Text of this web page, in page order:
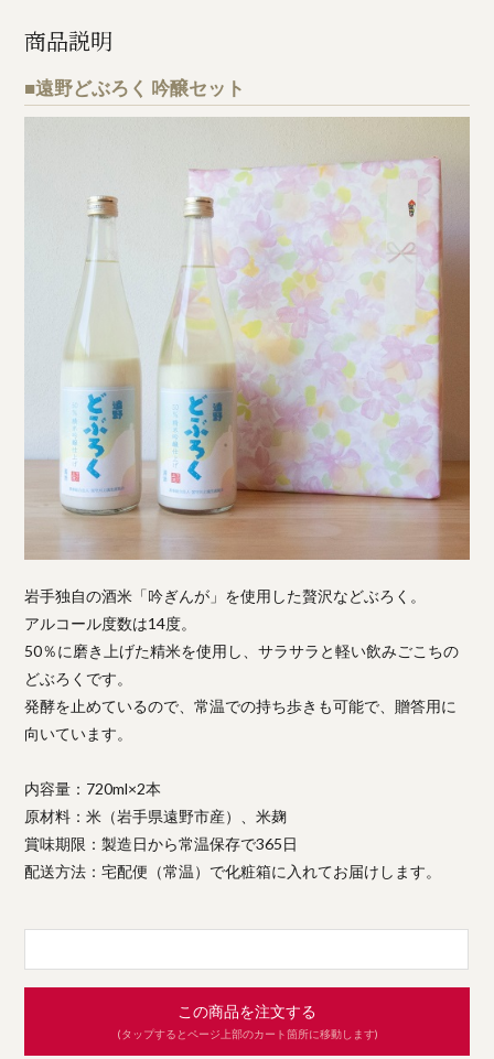
商品説明
■遠野どぶろく 吟醸セット
岩手独自の酒米「吟ぎんが」を使用した贅沢などぶろく。
アルコール度数は14度。
50％に磨き上げた精米を使用し、サラサラと軽い飲みごこちの
どぶろくです。
発酵を止めているので、常温での持ち歩きも可能で、贈答用に
向いています。
内容量：720ml×2本
原材料：米（岩手県遠野市産）、米麹
賞味期限：製造日から常温保存で365日
配送方法：宅配便（常温）で化粧箱に入れてお届けします。
この商品を注文する
(タップするとページ上部のカート箇所に移動します)